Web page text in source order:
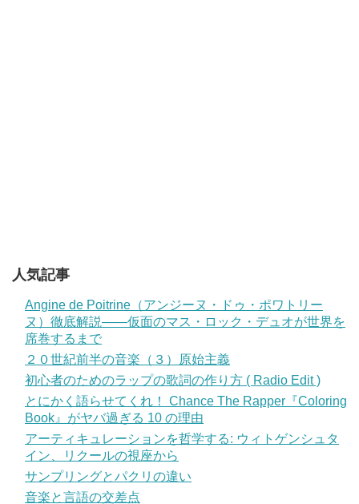
人気記事
Angine de Poitrine（アンジーヌ・ドゥ・ポワトリー
ヌ）徹底解説——仮面のマス・ロック・デュオが世界を
席巻するまで
２０世紀前半の音楽（３）原始主義
初心者のためのラップの歌詞の作り方 ( Radio Edit )
とにかく語らせてくれ！ Chance The Rapper『Coloring
Book』がヤバ過ぎる 10 の理由
アーティキュレーションを哲学する: ウィトゲンシュタ
イン、リクールの視座から
サンプリングとパクリの違い
音楽と言語の交差点